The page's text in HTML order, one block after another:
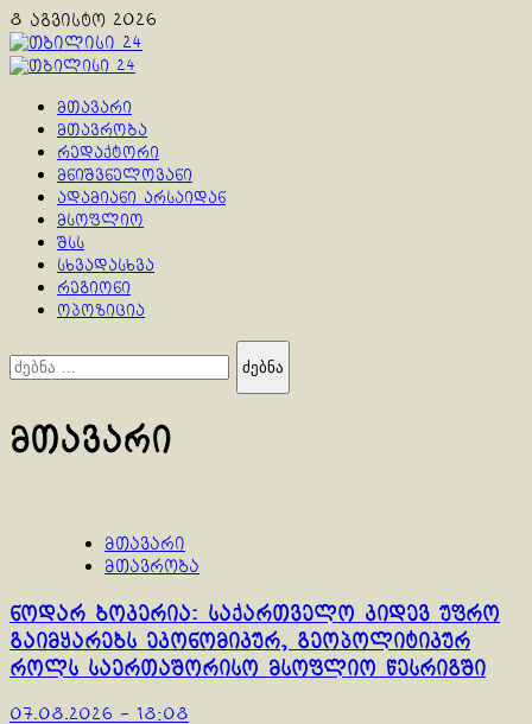
Skip
to
content
8 აგვისტო 2026
Primary
მთავარი
მთავრობა
რედაქტორი
მნიშვნელოვანი
ადამიანი არსაიდან
მსოფლიო
შსს
სხვადასხვა
რეგიონი
ოპოზიცია
ძებნა:
მთავარი
მთავარი
მთავრობა
ნოდარ ბოკერია: საქართველო კიდევ უფრო
გაიმყარებს ეკონომიკურ, გეოპოლიტიკურ
როლს საერთაშორისო მსოფლიო წესრიგში
07.08.2026 - 18:08